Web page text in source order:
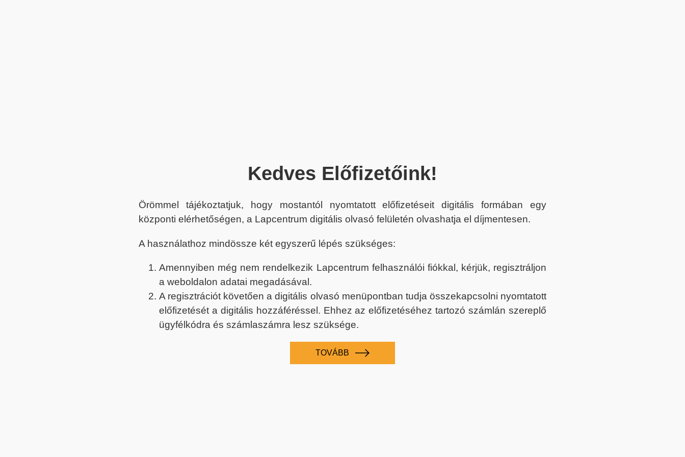
Kedves Előfizetőink!
Örömmel tájékoztatjuk, hogy mostantól nyomtatott előfizetéseit digitális formában egy
központi elérhetőségen, a Lapcentrum digitális olvasó felületén olvashatja el díjmentesen.
A használathoz mindössze két egyszerű lépés szükséges:
Amennyiben még nem rendelkezik Lapcentrum felhasználói fiókkal, kérjük, regisztráljon
a weboldalon adatai megadásával.
A regisztrációt követően a digitális olvasó menüpontban tudja összekapcsolni nyomtatott
előfizetését a digitális hozzáféréssel. Ehhez az előfizetéséhez tartozó számlán szereplő
ügyfélkódra és számlaszámra lesz szüksége.
TOVÁBB